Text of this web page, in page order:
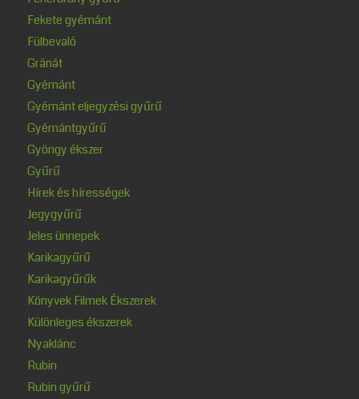
Fekete gyémánt
Fülbevaló
Gránát
Gyémánt
Gyémánt eljegyzési gyűrű
Gyémántgyűrű
Gyöngy ékszer
Gyűrű
Hírek és hírességek
Jegygyűrű
Jeles ünnepek
Karikagyűrű
Karikagyűrűk
Könyvek Filmek Ékszerek
Különleges ékszerek
Nyaklánc
Rubin
Rubin gyűrű